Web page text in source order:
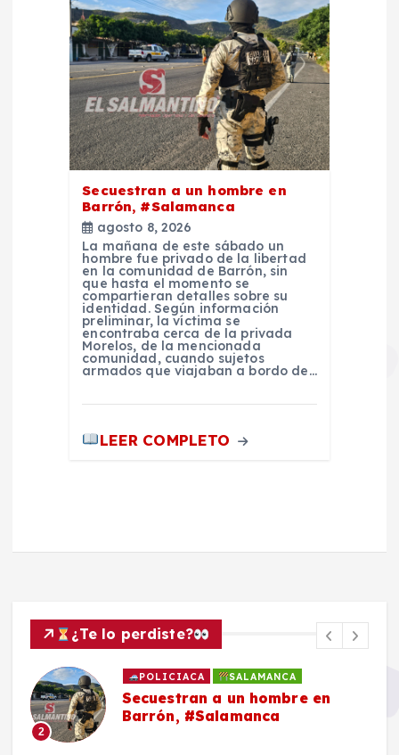
Secuestran a un hombre en
Barrón, #Salamanca
agosto 8, 2026
La mañana de este sábado un
hombre fue privado de la libertad
en la comunidad de Barrón, sin
que hasta el momento se
compartieran detalles sobre su
identidad. Según información
preliminar, la víctima se
encontraba cerca de la privada
Morelos, de la mencionada
comunidad, cuando sujetos
armados que viajaban a bordo de…
LEER COMPLETO
¿Te lo perdiste?
2
POLICIACA SALAMANCA
Secuestran a un hombre en
Barrón, #Salamanca